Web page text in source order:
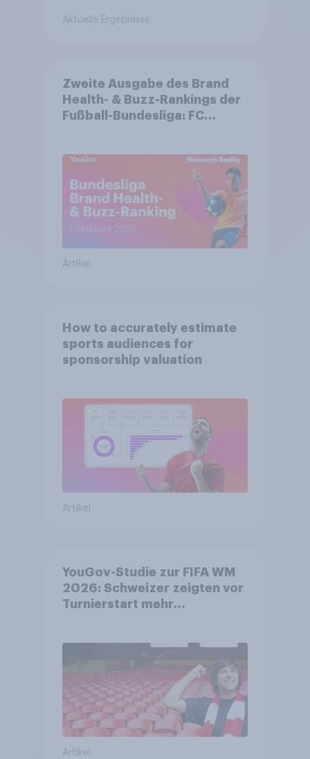
Aktuelle Ergebnisse
Zweite Ausgabe des Brand
Health- & Buzz-Rankings der
Fußball-Bundesliga: FC
Artikel
How to accurately estimate
sports audiences for
sponsorship valuation
Artikel
YouGov-Studie zur FIFA WM
2026: Schweizer zeigten vor
Turnierstart mehr
Artikel